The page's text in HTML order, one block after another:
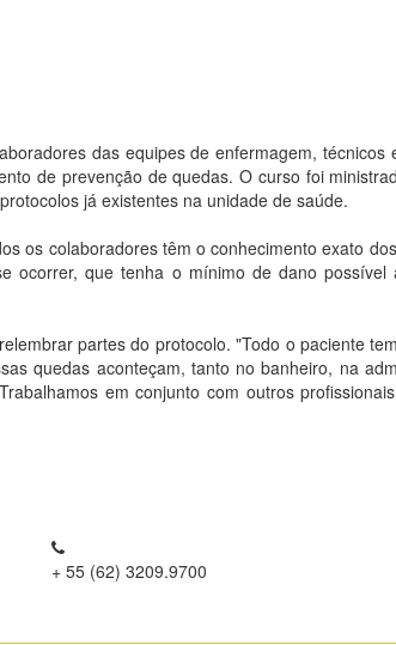
das equipes de enfermagem,
de prevenção de quedas. O curso foi
já existentes na unidade de saúde.
os colaboradores têm o conhecimento exato
que tenha o mínimo de dano
partes do protocolo. "Todo o paciente
quedas aconteçam, tanto no banheiro, na
em conjunto com outros
+ 55 (62) 3209.9700